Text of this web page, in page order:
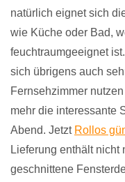
natürlich eignet sich
wie Küche oder Bad,
feuchtraumgeeignet
sich übrigens auch
Fernsehzimmer
mehr die interessante
Abend. Jetzt Rollos
Lieferung enthält nicht
geschnittene